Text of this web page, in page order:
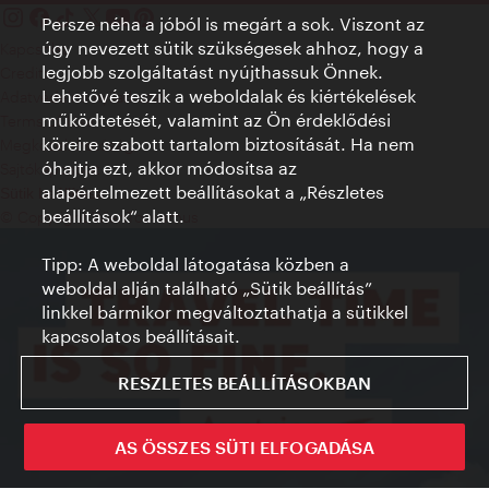
Kapcsolat
Credits
Adatvédelmi nyilatkozat
Terms of Use
Megközelíthetőség
Sajtókapcsolat
Sütik beállítása
© Copyright WienTourismus
Persze néha a jóból is megárt a sok. Viszont az
úgy nevezett sütik szükségesek ahhoz, hogy a
legjobb szolgáltatást nyújthassuk Önnek.
Lehetővé teszik a weboldalak és kiértékelések
működtetését, valamint az Ön érdeklődési
köreire szabott tartalom biztosítását. Ha nem
óhajtja ezt, akkor módosítsa az
alapértelmezett beállításokat a „Részletes
beállítások“ alatt.
Tipp: A weboldal látogatása közben a
weboldal alján található „Sütik beállítás”
linkkel bármikor megváltoztathatja a sütikkel
kapcsolatos beállításait.
RESZLETES BEÁLLÍTÁSOKBAN
AS ÖSSZES SÜTI ELFOGADÁSA